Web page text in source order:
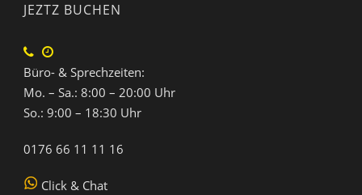
JEZTZ BUCHEN
Büro- & Sprechzeiten:
Mo. – Sa.: 8:00 – 20:00 Uhr
So.: 9:00 – 18:30 Uhr
0176 66 11 11 16
Click & Chat